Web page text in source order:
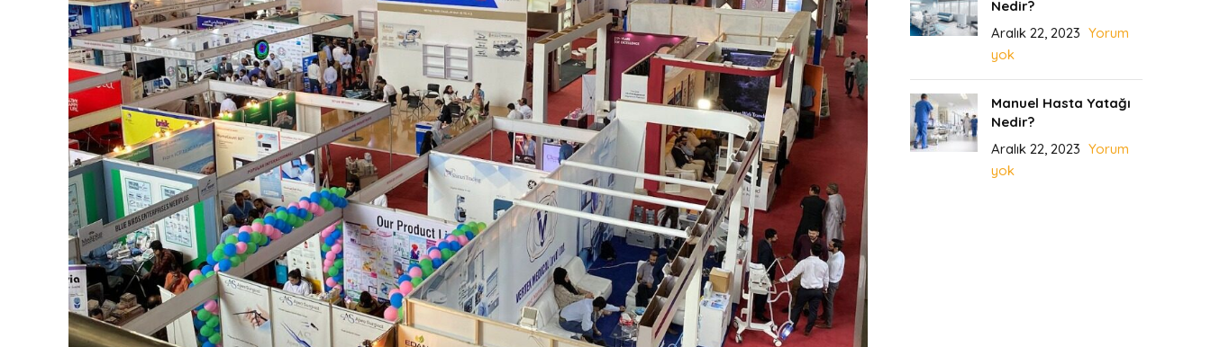
Nedir?
Aralık 22, 2023 Yorum
yok
Manuel Hasta Yatağı
Nedir?
Aralık 22, 2023 Yorum
yok